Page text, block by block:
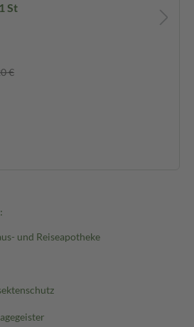
Zeckenzange 1 St
€
und Reiseapotheke